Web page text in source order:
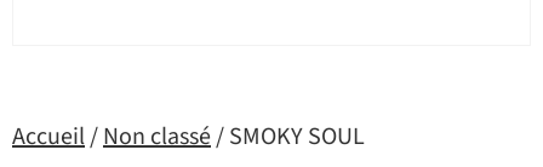
Accueil/Non classé/ SMOKY SOUL